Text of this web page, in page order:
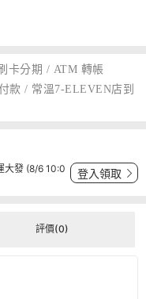
卡分期 / ATM 轉帳
款 / 常溫7-ELEVEN店到
大發 (8/6 10:0
登入領取
評價(0)